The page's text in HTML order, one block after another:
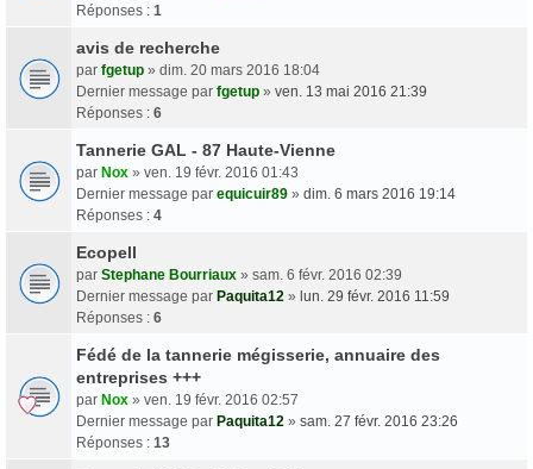
Réponses : 1
avis de recherche
par fgetup » dim. 20 mars 2016 18:04
Dernier message par fgetup » ven. 13 mai 2016 21:39
Réponses : 6
Tannerie GAL - 87 Haute-Vienne
par Nox » ven. 19 févr. 2016 01:43
Dernier message par equicuir89 » dim. 6 mars 2016 19:14
Réponses : 4
Ecopell
par Stephane Bourriaux » sam. 6 févr. 2016 02:39
Dernier message par Paquita12 » lun. 29 févr. 2016 11:59
Réponses : 6
Fédé de la tannerie mégisserie, annuaire des
entreprises +++
par Nox » ven. 19 févr. 2016 02:57
Dernier message par Paquita12 » sam. 27 févr. 2016 23:26
Réponses : 13